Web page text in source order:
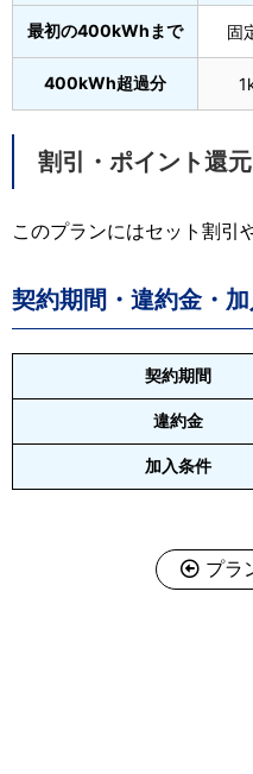
最初の400kWhまで 固
400kWh超過分
割引・ポイント還元
このプランにはセット割引
契約期間・違約金・
契約期間
違約金
加入条件
プラ